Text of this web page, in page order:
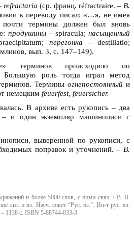
refractaria (ср. франц. réfractraire. – В.
к переводу писал: «…я, не имея
термины должен был вновь
продушины –spiracula;насыщенный
перегонка – destillatio;
вып. 3, с. 147–149).
терминов происходило по
Большую роль тогда играл метод
Термины огнепостоянный и
немецким feuerfest, feuersicher.
В архиве есть рукопись – два
– и один экземпляр машинописи с
выверенной по рукописи, с
поправок и уточнений. – В.
и более 5000 слов, с ними связ. / В. В.
лит. и яз. Науч. совет “Рус. яз.”. Ин-т рус. яз.
1138 с. ISBN 5-88744-033-3